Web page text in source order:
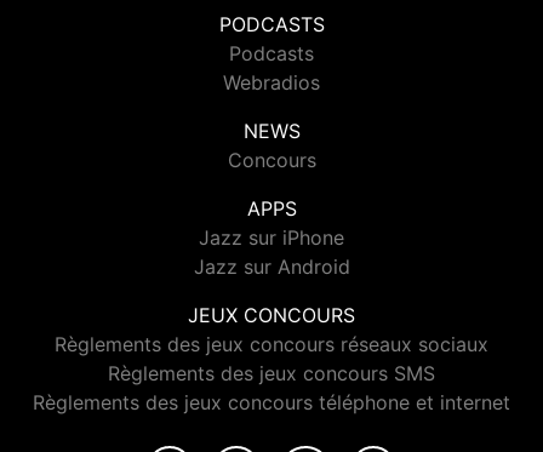
PODCASTS
Podcasts
Webradios
NEWS
Concours
APPS
Jazz sur iPhone
Jazz sur Android
JEUX CONCOURS
Règlements des jeux concours réseaux sociaux
Règlements des jeux concours SMS
Règlements des jeux concours téléphone et internet